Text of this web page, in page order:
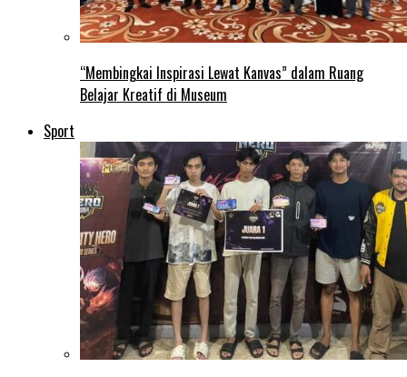
“Membingkai Inspirasi Lewat Kanvas” dalam Ruang
Belajar Kreatif di Museum
Sport